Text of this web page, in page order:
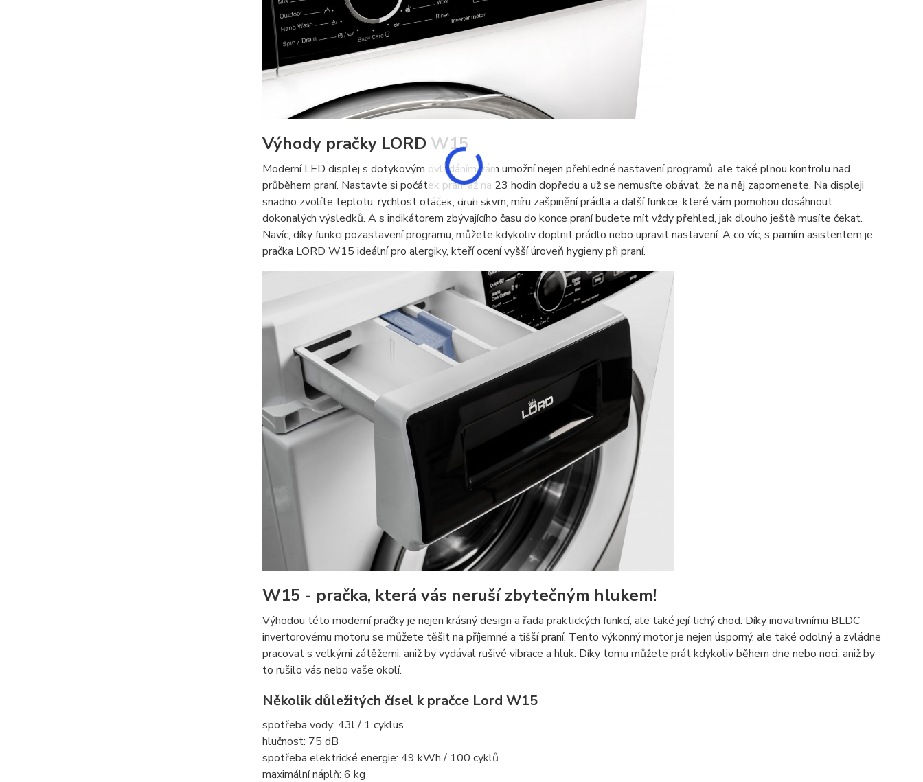
Výhody pračky LORD W15
Moderní LED displej s dotykovým ovládáním vám umožní nejen přehledné nastavení programů, ale také plnou kontrolu nad
průběhem praní. Nastavte si počátek praní až na 23 hodin dopředu a už se nemusíte obávat, že na něj zapomenete. Na displeji
snadno zvolíte teplotu, rychlost otáček, druh skvrn, míru zašpinění prádla a další funkce, které vám pomohou dosáhnout
dokonalých výsledků. A s indikátorem zbývajícího času do konce praní budete mít vždy přehled, jak dlouho ještě musíte čekat.
Navíc, díky funkci pozastavení programu, můžete kdykoliv doplnit prádlo nebo upravit nastavení. A co víc, s parním asistentem je
pračka LORD W15 ideální pro alergiky, kteří ocení vyšší úroveň hygieny při praní.
W15 - pračka, která vás neruší zbytečným hlukem!
Výhodou této moderní pračky je nejen krásný design a řada praktických funkcí, ale také její tichý chod. Díky inovativnímu BLDC
invertorovému motoru se můžete těšit na příjemné a tišší praní. Tento výkonný motor je nejen úsporný, ale také odolný a zvládne
pracovat s velkými zátěžemi, aniž by vydával rušivé vibrace a hluk. Díky tomu můžete prát kdykoliv během dne nebo noci, aniž by
to rušilo vás nebo vaše okolí.
Několik důležitých čísel k pračce Lord W15
spotřeba vody: 43l / 1 cyklus
hlučnost: 75 dB
spotřeba elektrické energie: 49 kWh / 100 cyklů
maximální náplň: 6 kg